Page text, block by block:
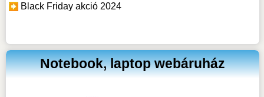
Black Friday akció 2024
Notebook, laptop webáruház